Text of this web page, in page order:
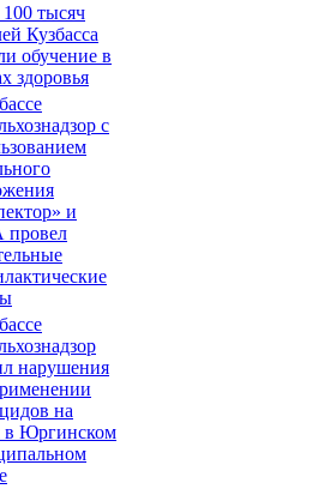
100 тысяч
Кузбасса
обучение в
здоровья
с
и
нарушения
на
в Юргинском